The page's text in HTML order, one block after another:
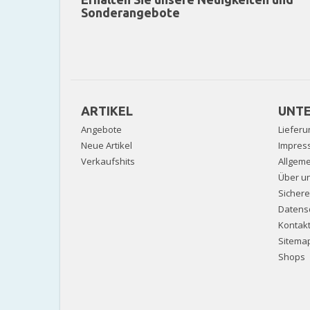
Sonderangebote
ARTIKEL
Angebote
Neue Artikel
Verkaufshits
Über
Kontakt
Shops